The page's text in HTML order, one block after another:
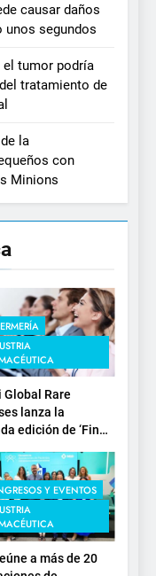
causar daños
unos segundos
el tumor podría
tratamiento de
la
con
Minions
Global Rare
lanza la
edición de ‘Find
para impulsar la
en
de
lisosomal
Y EVENTOS
a más de 20